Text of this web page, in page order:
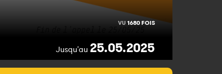
VU 1680 FOIS
Jusqu'au 25.05.2025